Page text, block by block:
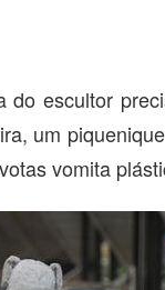
do escultor
um
vomita